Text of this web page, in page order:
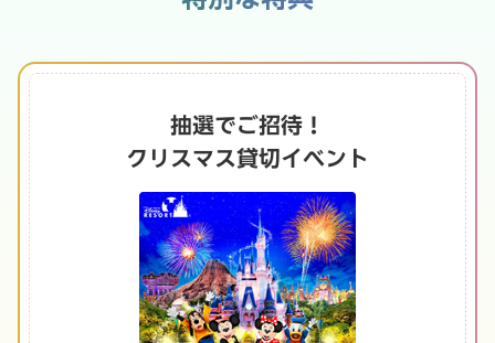
抽選でご招待！
クリスマス貸切イベント